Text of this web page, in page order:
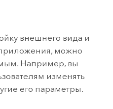
внешнего вида и
можно
Например, вы
изменять
его параметры.